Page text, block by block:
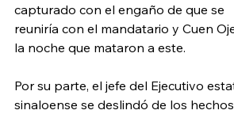
capturado con el engaño de que se
reuniría con el mandatario y Cuen
la noche que mataron a este.
Por su parte, el jefe del Ejecutivo
sinaloense se deslindó de los hechos